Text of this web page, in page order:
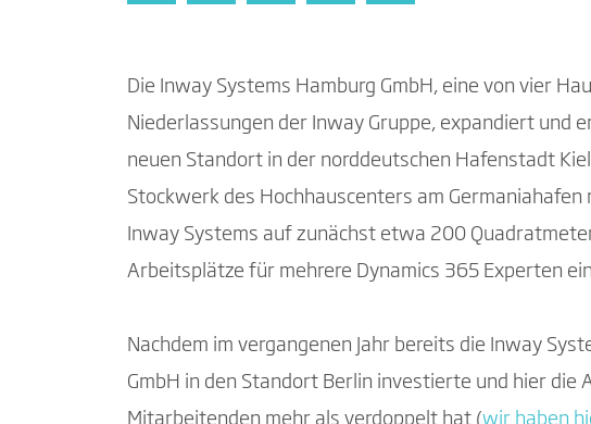
Die Inway Systems Hamburg GmbH, eine von vier
Niederlassungen der Inway Gruppe, expandiert und
neuen Standort in der norddeutschen Hafenstadt
Stockwerk des Hochhauscenters am Germaniahafen
Inway Systems auf zunächst etwa 200
Arbeitsplätze für mehrere Dynamics 365 Experten
Nachdem im vergangenen Jahr bereits die Inway
GmbH in den Standort Berlin investierte und hier die
Mitarbeitenden mehr als verdoppelt hat (wir haben